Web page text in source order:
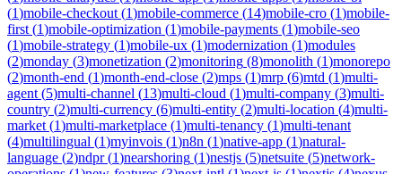
(1)mobile-checkout (1)mobile-commerce (14)mobile-cro (1)mobile-
first (1)mobile-optimization (1)mobile-payments (1)mobile-seo
(1)mobile-strategy (1)mobile-ux (1)modernization (1)modules
(2)monday (3)monetization (2)monitoring (8)monolith (1)monorepo
(2)month-end (1)month-end-close (2)mps (1)mrp (6)mtd (1)multi-
agent (5)multi-channel (13)multi-cloud (1)multi-company (3)multi-
country (2)multi-currency (6)multi-entity (2)multi-location (4)multi-
market (1)multi-marketplace (1)multi-tenancy (1)multi-tenant
(4)multilingual (1)myinvois (1)n8n (1)native-app (1)natural-
language (2)ndpr(1)nearshoring (1)nestjs (5)netsuite (5)network-